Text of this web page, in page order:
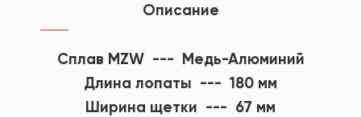
Описание
Сплав MZW --- Медь-Алюминий
Длина лопаты --- 180 мм
Ширина щетки --- 67 мм